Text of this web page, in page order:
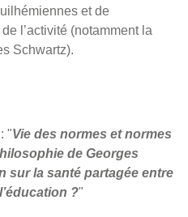
et de
l’activité (notamment la
Schwartz).
"Vie des normes et normes
de Georges
sur la santé partagée entre
?"